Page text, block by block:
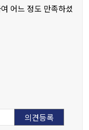
어느 정도 만족하셨